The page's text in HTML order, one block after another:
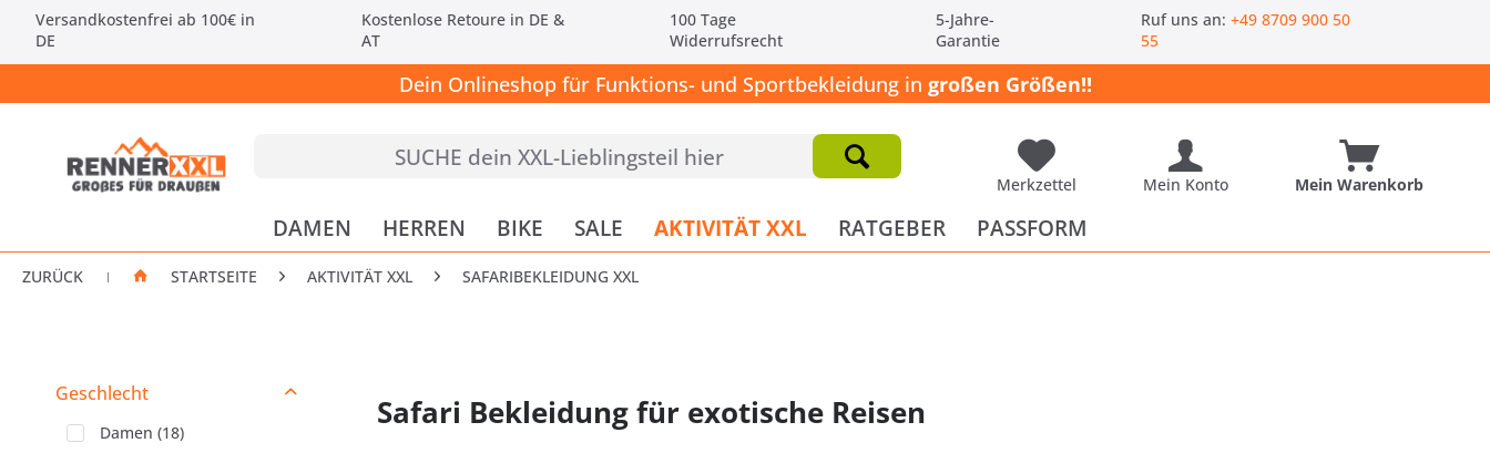
Versandkostenfrei ab 100€ in
DE
Kostenlose Retoure in DE &
AT
100 Tage
Widerrufsrecht
5-Jahre-
Garantie
Ruf uns an:+49 8709 900 50
55
Dein Onlineshop für Funktions- und Sportbekleidung in großen Größen!!
Merkzettel Mein Konto Mein Warenkorb
DAMEN HERREN BIKE SALE AKTIVITÄT XXL RATGEBER PASSFORM
ZURÜCK | STARTSEITE AKTIVITÄT XXL SAFARIBEKLEIDUNG XXL
Geschlecht
Damen (18)
Safari Bekleidung für exotische Reisen